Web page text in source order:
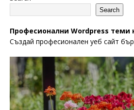
Search
Професионални Wordpress теми
Създай професионален уеб сайт